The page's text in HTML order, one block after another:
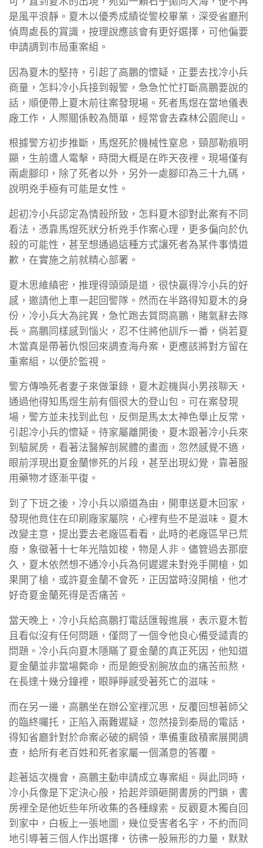
是風平浪靜。夏木以優秀成績從警校畢業，深受省廳刑
偵周處長的賞識，按理說應該會有更好選擇，可他偏要
申請調到市局重案組。
因為夏木的堅持，引起了高鵬的懷疑，正要去找冷小兵
商量，怎料冷小兵接到報警，急急忙忙打斷高鵬要說的
話，順便帶上夏木前往案發現場。死者馬煜在當地儀表
廠工作，人際關係較為簡單，經常會去森林公園爬山。
根據警方初步推斷，馬煜死於機械性窒息，頸部勒痕明
顯，生前遭人電擊，時間大概是在昨天夜裡。現場僅有
兩處腳印，除了死者以外，另外一處腳印為三十九碼，
說明兇手極有可能是女性。
起初冷小兵認定為情殺所致，怎料夏木卻對此案有不同
看法，憑靠馬煜死狀分析兇手作案心理，更多偏向於仇
殺的可能性，甚至想通過這種方式讓死者為某件事情道
歉，在實施之前就精心部署。
夏木思維縝密，推理得頭頭是道，很快贏得冷小兵的好
感，邀請他上車一起回警隊。然而在半路得知夏木的身
份，冷小兵大為詫異，急忙跑去質問高鵬，賭氣辭去隊
長。高鵬同樣感到惱火，忍不住將他訓斥一番，倘若夏
木當真是帶著仇恨回來調查海舟案，更應該將對方留在
重案組，以便於監視。
警方傳喚死者妻子來做筆錄，夏木趁機與小男孩聊天，
通過他得知馬煜生前有個很大的登山包。可在案發現
場，警方並未找到此包，反倒是馬太太神色舉止反常，
引起冷小兵的懷疑。待家屬離開後，夏木跟著冷小兵來
到驗屍房，看著法醫解剖屍體的畫面，忽然感覺不適，
眼前浮現出夏金蘭慘死的片段，甚至出現幻覺，靠著服
用藥物才逐漸平復。
到了下班之後，冷小兵以順道為由，開車送夏木回家，
發現他竟住在印刷廠家屬院，心裡有些不是滋味。夏木
改變主意，提出要去老廠區看看，此時的老廠區早已荒
廢，象徵著十七年光陰如梭，物是人非。儘管過去那麼
久，夏木依然想不通冷小兵為何遲遲未對兇手開槍，如
果開了槍，或許夏金蘭不會死，正因當時沒開槍，他才
好奇夏金蘭死得是否痛苦。
當天晚上，冷小兵給高鵬打電話匯報進展，表示夏木暫
且看似沒有任何問題，僅問了一個令他良心備受譴責的
問題。冷小兵向夏木隱瞞了夏金蘭的真正死因，他知道
夏金蘭並非當場斃命，而是飽受割腕放血的痛苦煎熬，
在長達十幾分鐘裡，眼睜睜感受著死亡的滋味。
而在另一邊，高鵬坐在辦公室裡沉思，反覆回想著師父
的臨終囑托，正陷入兩難遲疑，忽然接到秦局的電話，
得知省廳針對於命案必破的綱領，準備重啟積案展開調
查，給所有老百姓和死者家屬一個滿意的答覆。
趁著這次機會，高鵬主動申請成立專案組。與此同時，
冷小兵像是下定決心般，拾起斧頭砸開書房的門鎖，書
房裡全是他近些年所收集的各種線索。反觀夏木獨自回
到家中，白板上一張地圖，幾位受害者名字，不約而同
地引導著三個人作出選擇，彷彿一股無形的力量，默默